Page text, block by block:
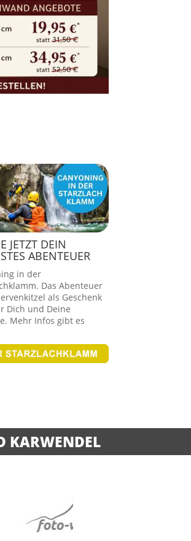
JETZT DEIN
ABENTEUER
in der
Das Abenteuer
als Geschenk
Dich und Deine
Mehr Infos gibt es
KARWENDEL